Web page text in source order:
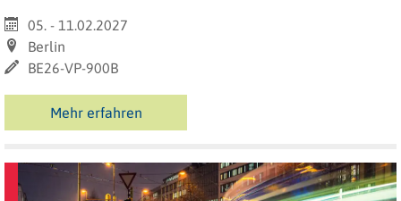
05. - 11.02.2027
Berlin
BE26-VP-900B
Mehr erfahren